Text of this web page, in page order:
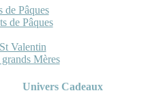
de Pâques
de Pâques
Valentin
grands Mères
Univers Cadeaux